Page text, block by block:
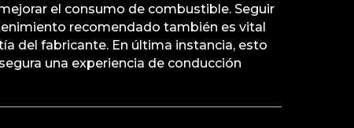
el consumo de combustible. Seguir
recomendado también es vital
del fabricante. En última instancia, esto
una experiencia de conducción